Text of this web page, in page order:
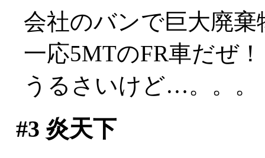
会社のバンで巨大廃
一応5MTのFR車だぜ
うるさいけど…。。。
#3 炎天下